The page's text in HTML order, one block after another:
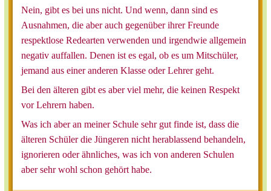
Nein, gibt es bei uns nicht. Und wenn, dann sind es
Ausnahmen, die aber auch gegenüber ihrer Freunde
respektlose Redearten verwenden und irgendwie allgemein
negativ auffallen. Denen ist es egal, ob es um Mitschüler,
jemand aus einer anderen Klasse oder Lehrer geht.
Bei den älteren gibt es aber viel mehr, die keinen Respekt
vor Lehrern haben.
Was ich aber an meiner Schule sehr gut finde ist, dass die
älteren Schüler die Jüngeren nicht herablassend behandeln,
ignorieren oder ähnliches, was ich von anderen Schulen
aber sehr wohl schon gehört habe.